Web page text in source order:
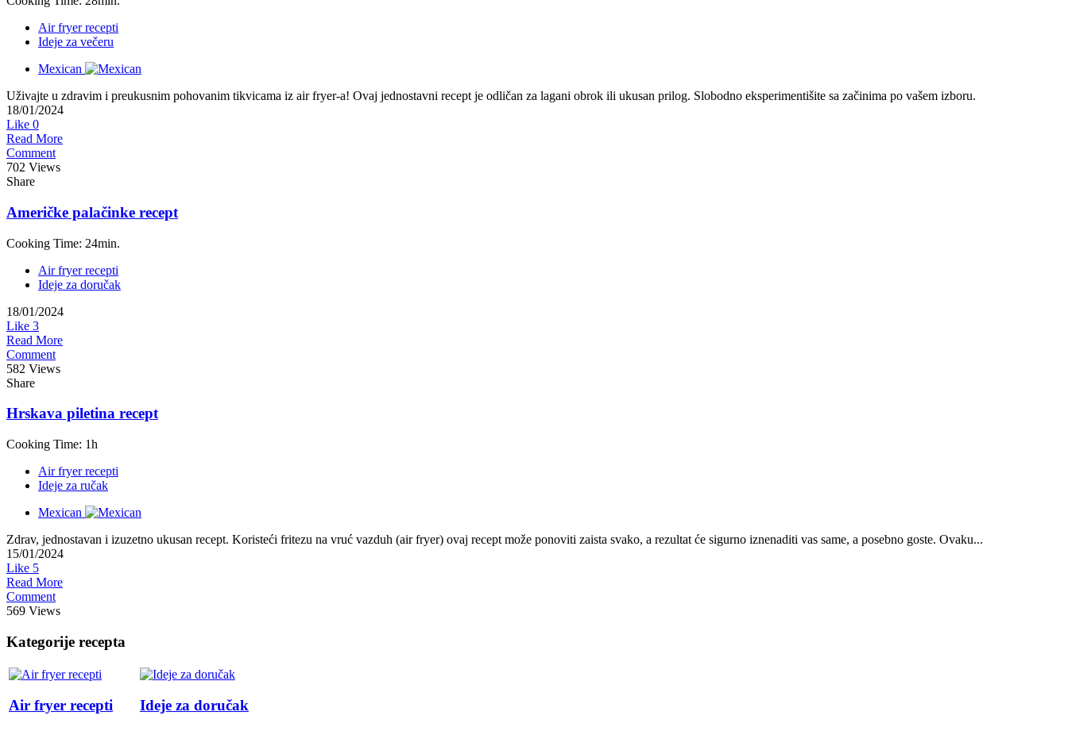
Air fryer recepti
Ideje za večeru
Mexican
Uživajte u zdravim i preukusnim pohovanim tikvicama iz air fryer-a! Ovaj jednostavni recept je odličan za lagani obrok ili ukusan prilog. Slobodno eksperimentišite sa začinima po vašem izboru.
18/01/2024
Like 0
Read More
Comment
702 Views
Share
Američke palačinke recept
Cooking Time: 24min.
Air fryer recepti
Ideje za doručak
18/01/2024
Like 3
Read More
Comment
582 Views
Share
Hrskava piletina recept
Cooking Time: 1h
Air fryer recepti
Ideje za ručak
Mexican
Zdrav, jednostavan i izuzetno ukusan recept. Koristeći fritezu na vruć vazduh (air fryer) ovaj recept može ponoviti zaista svako, a rezultat će sigurno iznenaditi vas same, a posebno goste. Ovaku...
15/01/2024
Like 5
Read More
Comment
569 Views
Kategorije recepta
Air fryer recepti Ideje za doručak